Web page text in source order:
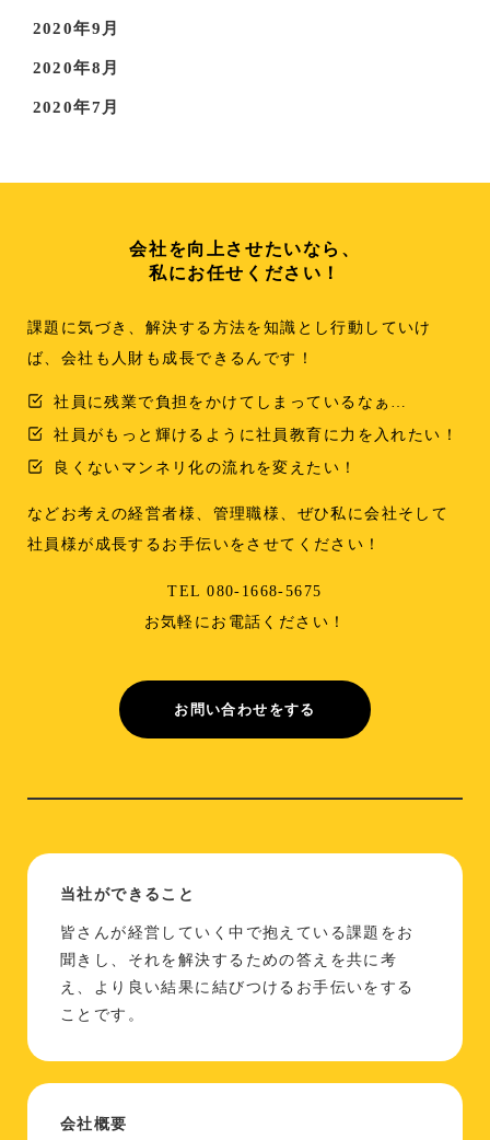
2020年9月
2020年8月
2020年7月
会社を向上させたいなら、
私にお任せください！
課題に気づき、解決する方法を知識とし行動していけ
ば、会社も人財も成長できるんです！
社員に残業で負担をかけてしまっているなぁ…
社員がもっと輝けるように社員教育に力を入れたい！
良くないマンネリ化の流れを変えたい！
などお考えの経営者様、管理職様、ぜひ私に会社そして
社員様が成長するお手伝いをさせてください！
TEL 080-1668-5675
お気軽にお電話ください！
お問い合わせをする
当社ができること
皆さんが経営していく中で抱えている課題をお
聞きし、それを解決するための答えを共に考
え、より良い結果に結びつけるお手伝いをする
ことです。
会社概要